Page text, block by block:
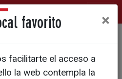
para
Pajaritos
favorito ×
facilitarte el acceso a
la web contempla la